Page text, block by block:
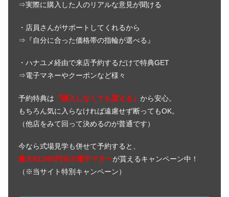
⇒実際に購入した人のリアルな意見が聞ける
・店員さんがサポートしてくれるから
⇒『自分に合った価格帯の指輪が選べる』
・ハナユメ経由で来店予約するだけで特典GET
⇒電子マネーやクーポンなど様々
予約特典は 『購入しなくても貰える』 から安心。
もちろん気に入らなければ遠慮せず断ってもOK。
（他店をみて回って決めるのが普通です）
今なら式場見学も併せて予約すると、
最大92,000円分の電子マネーが貰えるキャンペーン中！
（※当サイト特別キャンペーン）